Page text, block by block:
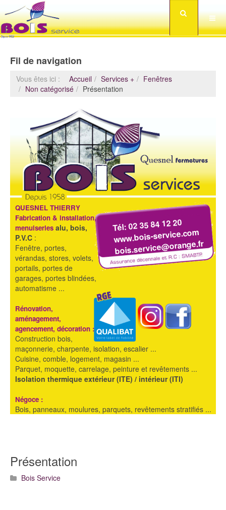
Fil de navigation
Vous êtes ici : Accueil Services +
Fenêtres
Non catégorisé
Présentation
Tél: 02 35 84 12 20
www.bois-service.com
bois.service@orange.fr
QUESNEL THIERRY
Fabrication & installation,
menuiseries alu, bois,
P.V.C :
Fenêtre, portes,
vérandas, stores, volets,
portails, portes de
garages, portes blindées,
automatisme ...
Rénovation,
aménagement,
agencement, décoration :
Construction bois,
maçonnerie, charpente, isolation, escalier ...
Cuisine, comble, logement, magasin ...
Parquet, moquette, carrelage, peinture et revêtements ...
Isolation thermique extérieur (ITE) / intérieur (ITI)
Négoce :
Bois, panneaux, moulures, parquets, revêtements stratifiés ...
Présentation
Bois Service